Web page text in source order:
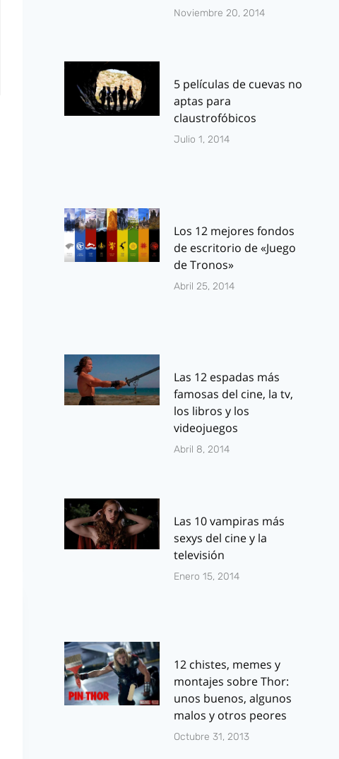
Noviembre 20, 2014
5 películas de cuevas no
aptas para
claustrofóbicos
Julio 1, 2014
Los 12 mejores fondos
de escritorio de «Juego
de Tronos»
Abril 25, 2014
Las 12 espadas más
famosas del cine, la tv,
los libros y los
videojuegos
Abril 8, 2014
Las 10 vampiras más
sexys del cine y la
televisión
Enero 15, 2014
12 chistes, memes y
montajes sobre Thor:
unos buenos, algunos
malos y otros peores
Octubre 31, 2013